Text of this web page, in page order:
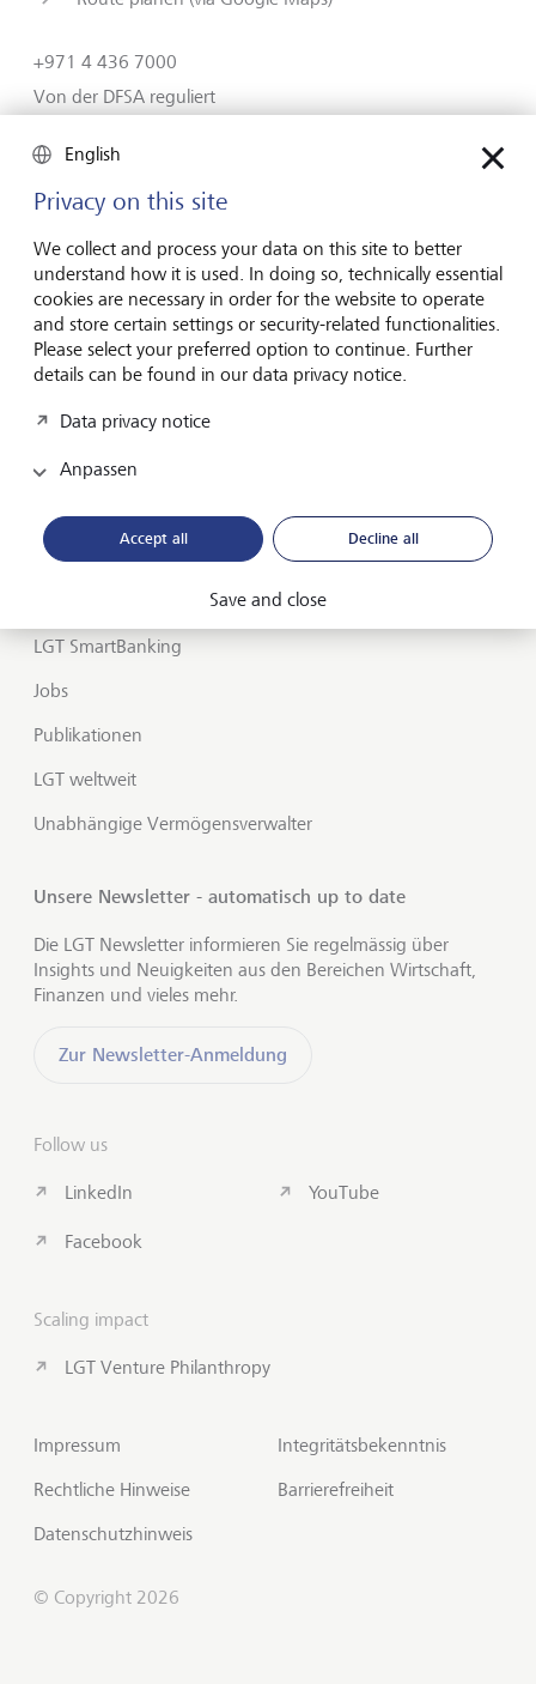
+971 4 436 7000
Von der DFSA reguliert
www.lgt.com
Vorausschauend
seit Generationen
Private Banking
Karriere
LGT SmartBanking
Jobs
Publikationen
LGT weltweit
Unabhängige Vermögensverwalter
Unsere Newsletter - automatisch up to date
Die LGT Newsletter informieren Sie regelmässig über
Insights und Neuigkeiten aus den Bereichen Wirtschaft,
Finanzen und vieles mehr.
Zur Newsletter-Anmeldung
Follow us
LinkedIn
Facebook
YouTube
Scaling impact
LGT Venture Philanthropy
Impressum
Rechtliche Hinweise
Datenschutzhinweis
Integritätsbekenntnis
Barrierefreiheit
© Copyright 2026
English
Privacy on this site
We collect and process your data on this site to better
understand how it is used. In doing so, technically essential
cookies are necessary in order for the website to operate
and store certain settings or security-related functionalities.
Please select your preferred option to continue. Further
details can be found in our data privacy notice.
Data privacy notice
Anpassen
Accept all Decline all
Save and close